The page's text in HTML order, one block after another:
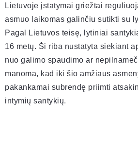
Lietuvoje įstatymai griežtai
asmuo laikomas galinčiu sutikti su
Pagal Lietuvos teisę, lytiniai
16 metų. Ši riba nustatyta siekiant
nuo galimo spaudimo ar
manoma, kad iki šio amžiaus
pakankamai subrendę priimti
intymių santykių.